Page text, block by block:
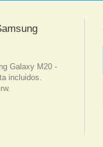
Galaxy M20 -
incluidos.